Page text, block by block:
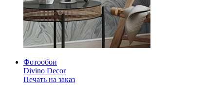
Фотообои
Divino Decor
Печать на заказ